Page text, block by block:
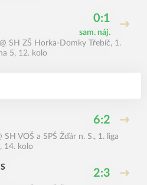
0:1
sam. náj.
@ SH ZŠ Horka-Domky Třebíč, 1.
5, 12. kolo
6:2
SH VOŠ a SPŠ Žďár n. S., 1. liga
14. kolo
2:3